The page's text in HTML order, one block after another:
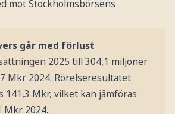
mot Stockholmsbörsens
går med förlust
2025 till 304,1 miljoner
Mkr 2024. Rörelseresultatet
141,3 Mkr, vilket kan jämföras
Mkr 2024.